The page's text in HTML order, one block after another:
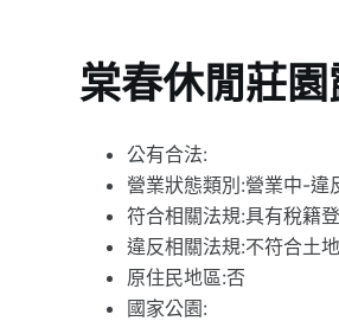
棠春休閒莊
公有合法:
營業狀態類別:營業中-違
符合相關法規:具有稅籍
違反相關法規:不符合土
原住民地區:否
國家公園: